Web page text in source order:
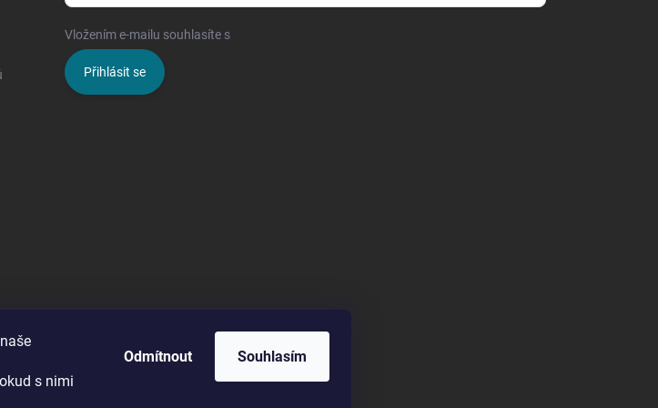
s nimi
Odmítnout Souhlasím
Vložením e-mailu souhlasíte s
Přihlásit se